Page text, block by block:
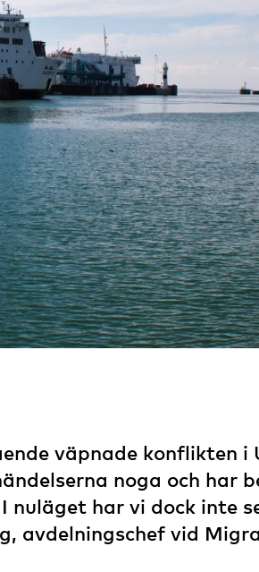
väpnade konflikten i
noga och har
nuläget har vi dock inte
avdelningschef vid